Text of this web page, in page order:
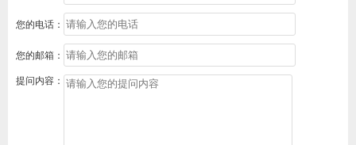
您的电话：
您的邮箱：
提问内容：